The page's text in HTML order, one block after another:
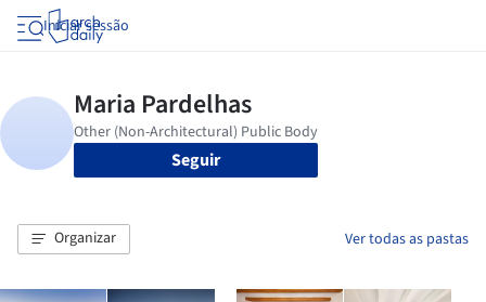
Iniciar sessão
Seguir
Organizar Ver todas as pastas